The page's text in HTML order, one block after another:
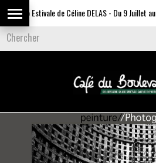
Expo Estivale de Céline DELAS - Du 9 Juillet au 6